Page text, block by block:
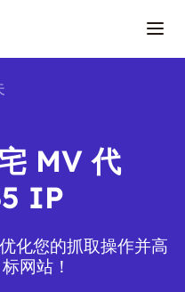
MV 代
IP
化您的抓取操作并高
网站！